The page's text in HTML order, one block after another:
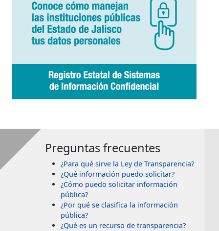
Preguntas frecuentes
¿Para qué sirve la Ley de Transparencia?
¿Qué información puedo solicitar?
¿Cómo puedo solicitar información
pública?
¿Por qué se clasifica la información
pública?
¿Qué es un recurso de transparencia?